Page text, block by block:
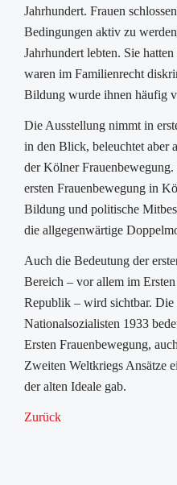
Jahrhundert. Frauen
Bedingungen aktiv zu
Jahrhundert lebten. Sie
waren im Familienrecht
Bildung wurde ihnen häufig
Die Ausstellung nimmt in
in den Blick, beleuchtet aber
der Kölner
ersten Frauenbewegung in
Bildung und politische
die allgegenwärtige
Auch die Bedeutung der
Bereich – vor allem im
Republik – wird sichtbar. Die
Nationalsozialisten 1933
Ersten Frauenbewegung,
Zweiten Weltkriegs Ansätze
der alten Ideale gab.
Zurück